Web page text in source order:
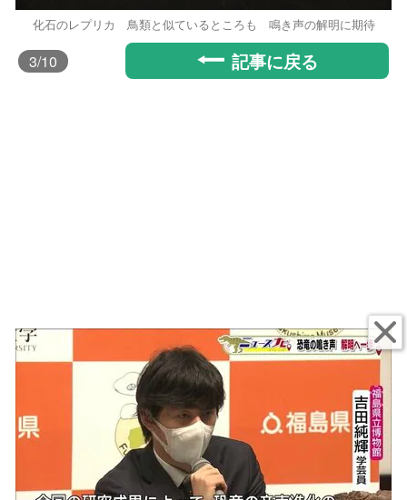
化石のレプリカ 鳥類と似ているところも 鳴き声の解明に期待
3/10 記事に戻る